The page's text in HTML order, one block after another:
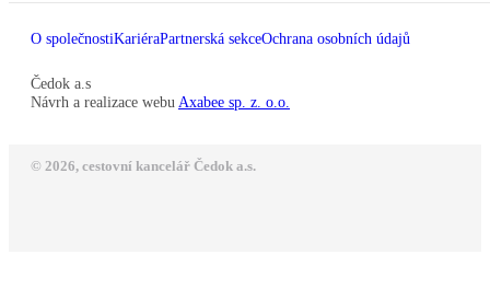
O společnostiKariéraPartnerská sekceOchrana osobních údajů
Čedok a.s
Návrh a realizace webu Axabee sp. z. o.o.
© 2026, cestovní kancelář Čedok a.s.